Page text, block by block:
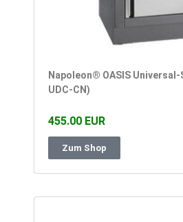
Napoleon® OASIS
UDC-CN)
455.00 EUR
Zum Shop